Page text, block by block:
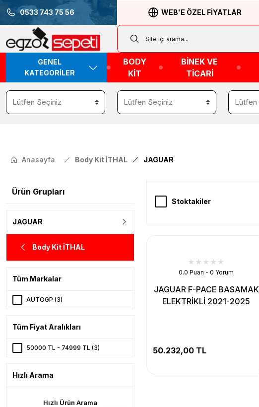
0533 743 75 56 WEB'E ÖZEL FİYATLAR
GENEL
KATEGORİLER
BODY
KİT
BİNEK VE
TİCARİ
Anasayfa Body Kit İTHAL JAGUAR
Ürün Grupları
JAGUAR
Body Kit İTHAL
Tüm Markalar
AUTOGP (3)
Tüm Fiyat Aralıkları
50000 TL - 74999 TL (3)
Hızlı Arama
Hızlı Ürün Arama
Stoktakiler
0.0 Puan - 0 Yorum
JAGUAR F-PACE BASAMAK
ELEKTRİKLİ 2021-2025
50.232,00 TL